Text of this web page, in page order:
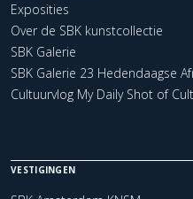
Exposities
Over de SBK kunstcollectie
SBK Galerie
SBK Galerie 23 Hedendaagse
Cultuurvlog My Daily Shot of
VESTIGINGEN